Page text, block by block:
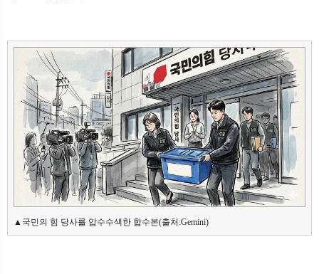
▲국민의 힘 당사를 압수수색한 합수본(출처:Gemini)